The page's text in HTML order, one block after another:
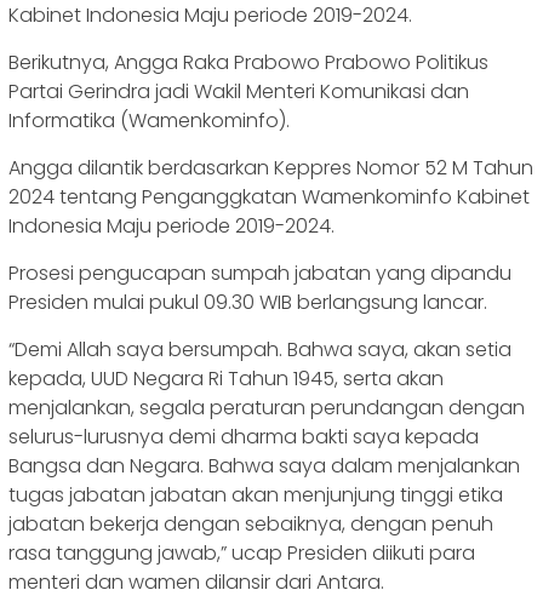
Kabinet Indonesia Maju periode 2019-2024.
Berikutnya, Angga Raka Prabowo Prabowo Politikus
Partai Gerindra jadi Wakil Menteri Komunikasi dan
Informatika (Wamenkominfo).
Angga dilantik berdasarkan Keppres Nomor 52 M Tahun
2024 tentang Penganggkatan Wamenkominfo Kabinet
Indonesia Maju periode 2019-2024.
Prosesi pengucapan sumpah jabatan yang dipandu
Presiden mulai pukul 09.30 WIB berlangsung lancar.
“Demi Allah saya bersumpah. Bahwa saya, akan setia
kepada, UUD Negara Ri Tahun 1945, serta akan
menjalankan, segala peraturan perundangan dengan
selurus-lurusnya demi dharma bakti saya kepada
Bangsa dan Negara. Bahwa saya dalam menjalankan
tugas jabatan jabatan akan menjunjung tinggi etika
jabatan bekerja dengan sebaiknya, dengan penuh
rasa tanggung jawab,” ucap Presiden diikuti para
menteri dan wamen dilansir dari Antara.